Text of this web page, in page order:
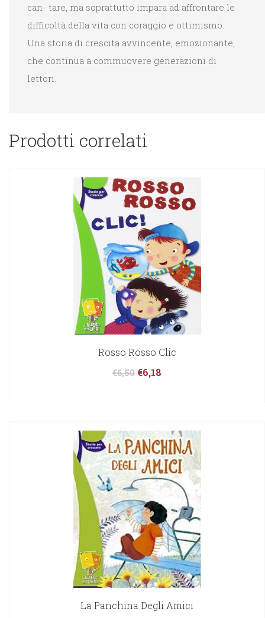
can- tare, ma soprattutto impara ad affrontare le
difficoltà della vita con coraggio e ottimismo.
Una storia di crescita avvincente, emozionante,
che continua a commuovere generazioni di
lettori.
Prodotti correlati
Rosso Rosso Clic
€6,50 €6,18
La Panchina Degli Amici